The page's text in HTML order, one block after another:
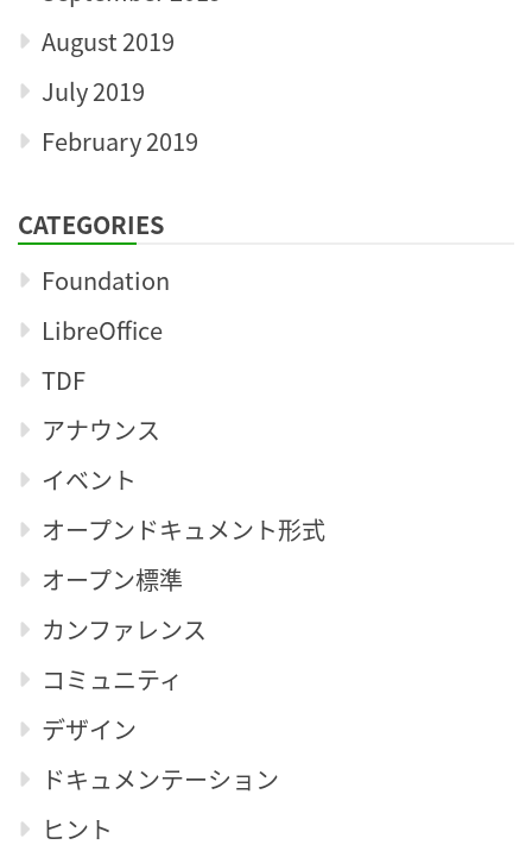
August 2019
July 2019
February 2019
CATEGORIES
Foundation
LibreOffice
TDF
アナウンス
イベント
オープンドキュメント形式
オープン標準
カンファレンス
コミュニティ
デザイン
ドキュメンテーション
ヒント